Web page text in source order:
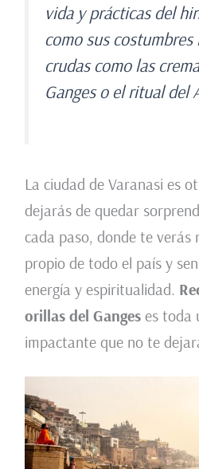
vida y prácticas del
como sus costumbres
crudas como las
Ganges o el ritual del
La ciudad de Varanasi es
dejarás de quedar
cada paso, donde te verás
propio de todo el país y
energía y espiritualidad.
orillas del Gangeses toda
impactante que no te